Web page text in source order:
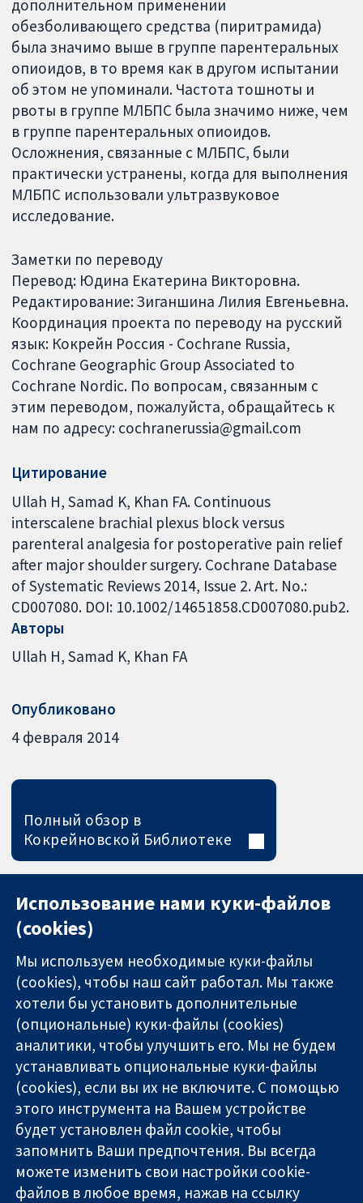
дополнительном применении
обезболивающего средства (пиритрамида)
была значимо выше в группе парентеральных
опиоидов, в то время как в другом испытании
об этом не упоминали. Частота тошноты и
рвоты в группе МЛБПС была значимо ниже, чем
в группе парентеральных опиоидов.
Осложнения, связанные с МЛБПС, были
практически устранены, когда для выполнения
МЛБПС использовали ультразвуковое
исследование.
Заметки по переводу
Перевод: Юдина Екатерина Викторовна.
Редактирование: Зиганшина Лилия Евгеньевна.
Координация проекта по переводу на русский
язык: Кокрейн Россия - Cochrane Russia,
Cochrane Geographic Group Associated to
Cochrane Nordic. По вопросам, связанным с
этим переводом, пожалуйста, обращайтесь к
нам по адресу: cochranerussia@gmail.com
Цитирование
Ullah H, Samad K, Khan FA. Continuous
interscalene brachial plexus block versus
parenteral analgesia for postoperative pain relief
after major shoulder surgery. Cochrane Database
of Systematic Reviews 2014, Issue 2. Art. No.:
CD007080. DOI: 10.1002/14651858.CD007080.pub2.
Авторы
Ullah H Samad K Khan FA
Опубликовано
4 февраля 2014
Полный обзор в
Кокрейновской Библиотеке
Надёжные
доказательства
Информированные
решения
Во благо
здоровья
11-13 Cavendish
Square
London
W1G 0AN
United Kingdom
Связаться с
нами
Новости
Пресс-
служба
О нас
Работа
Cochrane
Library
Использование нами куки-файлов
(cookies)
Мы используем необходимые куки-файлы
(cookies), чтобы наш сайт работал. Мы также
хотели бы установить дополнительные
(опциональные) куки-файлы (cookies)
аналитики, чтобы улучшить его. Мы не будем
устанавливать опциональные куки-файлы
(cookies), если вы их не включите. С помощью
этого инструмента на Вашем устройстве
будет установлен файл cookie, чтобы
запомнить Ваши предпочтения. Вы всегда
можете изменить свои настройки cookie-
файлов в любое время, нажав на ссылку